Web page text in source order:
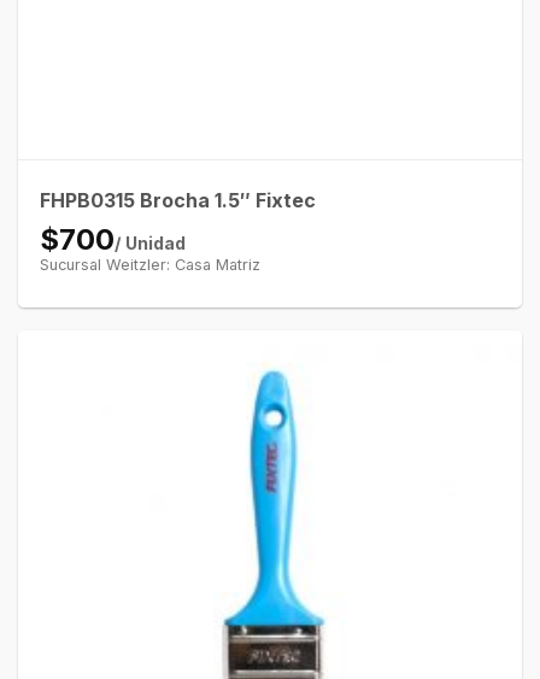
FHPB0315 Brocha 1.5″ Fixtec
$700/ Unidad
Sucursal Weitzler: Casa Matriz